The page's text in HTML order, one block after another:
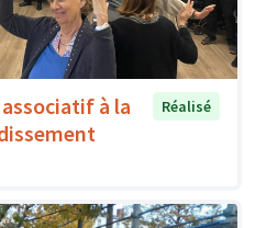
à la
Réalisé